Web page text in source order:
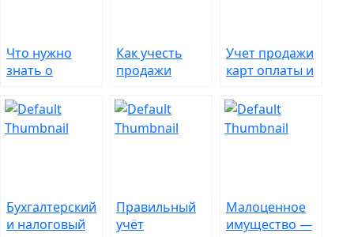
Что нужно
знать о
основных
средств и
учёте
Как учесть
продажи
или
избавляемся
от хлама
Учет продажи
карт оплаты и
Бухгалтерский
и налоговый
Правильный
учёт
Малоценное
имущество —